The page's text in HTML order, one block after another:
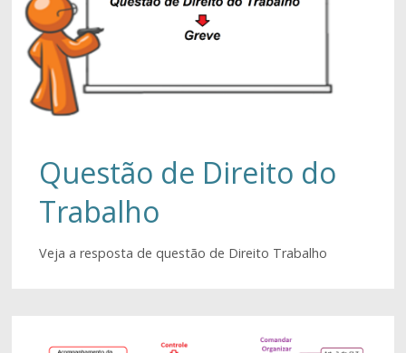
Questão de Direito do
Trabalho
Veja a resposta de questão de Direito Trabalho